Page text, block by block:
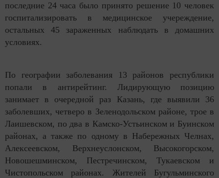
последние 24 часа было принято решение 10 человек
госпитализировать в медицинское учереждение,
остальных 45 зараженных наблюдать в домашних
условиях.
По географии заболевания 13 районов республики
попали в антирейтинг. Лидирующую позицию
занимает в очередной раз Казань, где выявили 36
заболевших, четверо в Зеленодольском районе, трое в
Лаишевском, по два в Камско-Устьинском и Буинском
районах, а также по одному в Набережных Челнах,
Алексеевском, Верхнеуслонском, Высокогорском,
Новошешминском, Пестречинском, Тукаевском и
Чистопольском районах. Жителей Бугульминского